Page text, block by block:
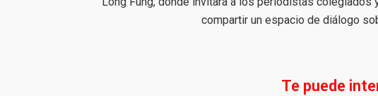
compartir un espacio de diálogo
Te puede